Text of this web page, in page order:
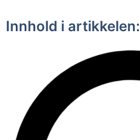
Innhold i artikkelen: